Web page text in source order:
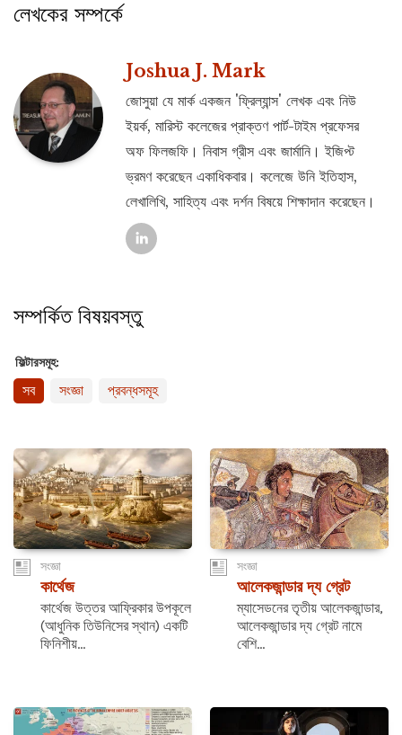
লেখকের সম্পর্কে
Joshua J. Mark
জোসুয়া যে মার্ক একজন 'ফ্রিল্যান্স' লেখক এবং নিউ
ইয়র্ক, মারিস্ট কলেজের প্রাক্তণ পার্ট-টাইম প্রফেসর
অফ ফিলজফি। নিবাস গ্রীস এবং জার্মানি। ইজিপ্ট
ভ্রমণ করেছেন একাধিকবার। কলেজে উনি ইতিহাস,
লেখালিখি, সাহিত্য এবং দর্শন বিষয়ে শিক্ষাদান করেছেন।
সম্পর্কিত বিষয়বস্তু
ফিল্টারসমূহ:
সব সংজ্ঞা প্রবন্ধসমূহ
সংজ্ঞা
কার্থেজ
কার্থেজ উত্তর আফ্রিকার উপকূলে
(আধুনিক তিউনিসের স্থান) একটি
ফিনিশীয়...
সংজ্ঞা
আলেকজান্ডার দ্য গ্রেট
ম্যাসেডনের তৃতীয় আলেকজান্ডার,
আলেকজান্ডার দ্য গ্রেট নামে
বেশি...